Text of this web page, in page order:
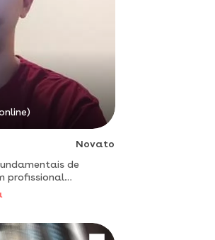
Novato
de
profissional
de ti